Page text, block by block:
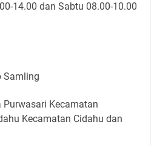
14.00 dan Sabtu 08.00-10.00
Samling
Purwasari Kecamatan
Kecamatan Cidahu dan